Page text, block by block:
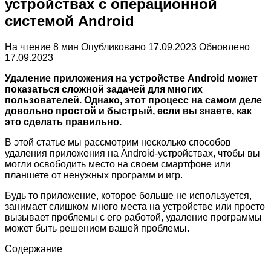
устройствах с операционной
системой Android
На чтение 8 мин Опубликовано 17.09.2023 Обновлено
17.09.2023
Удаление приложения на устройстве Android может
показаться сложной задачей для многих
пользователей. Однако, этот процесс на самом деле
довольно простой и быстрый, если вы знаете, как
это сделать правильно.
В этой статье мы рассмотрим несколько способов
удаления приложения на Android-устройствах, чтобы вы
могли освободить место на своем смартфоне или
планшете от ненужных программ и игр.
Будь то приложение, которое больше не используется,
занимает слишком много места на устройстве или просто
вызывает проблемы с его работой, удаление программы
может быть решением вашей проблемы.
Содержание